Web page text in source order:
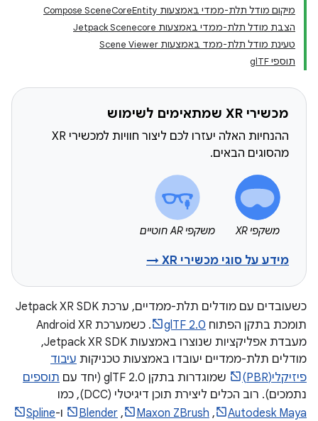
מיקום מודל תלת-ממדי באמצעות Compose SceneCoreEntity
הצבת מודל תלת-ממדי באמצעות Jetpack Scenecore
טעינת מודל תלת-ממד באמצעות Scene Viewer
תוספי glTF
מכשירי XR שמתאימים לשימוש
ההנחיות האלה יעזרו לכם ליצור חוויות למכשירי XR
מהסוגים הבאים.
משקפי XR משקפי AR חוטיים
מידע על סוגי מכשירי XR →
כשעובדים עם מודלים תלת-ממדיים, ערכת Jetpack XR SDK
תומכת בתקן הפתוח glTF 2.0
. כשמערכת Android XR
מעבדת אפליקציות שנוצרו באמצעות Jetpack XR SDK,
מודלים תלת-ממדיים יעובדו באמצעות טכניקות עיבוד
פיזיקלי(PBR)
שמוגדרות בתקן glTF 2.0 (יחד עם
תוספים
נתמכים). רוב הכלים ליצירת תוכן דיגיטלי (DCC), כמו
Autodesk Maya
,‏
Maxon ZBrush
,‏
Blender ו-Spline